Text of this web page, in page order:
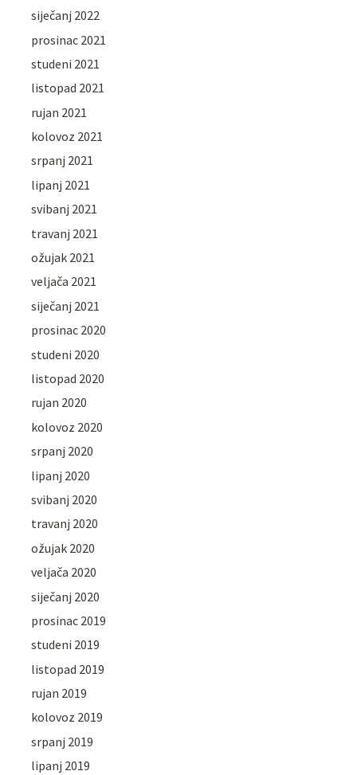
siječanj 2022
prosinac 2021
studeni 2021
listopad 2021
rujan 2021
kolovoz 2021
srpanj 2021
lipanj 2021
svibanj 2021
travanj 2021
ožujak 2021
veljača 2021
siječanj 2021
prosinac 2020
studeni 2020
listopad 2020
rujan 2020
kolovoz 2020
srpanj 2020
lipanj 2020
svibanj 2020
travanj 2020
ožujak 2020
veljača 2020
siječanj 2020
prosinac 2019
studeni 2019
listopad 2019
rujan 2019
kolovoz 2019
srpanj 2019
lipanj 2019